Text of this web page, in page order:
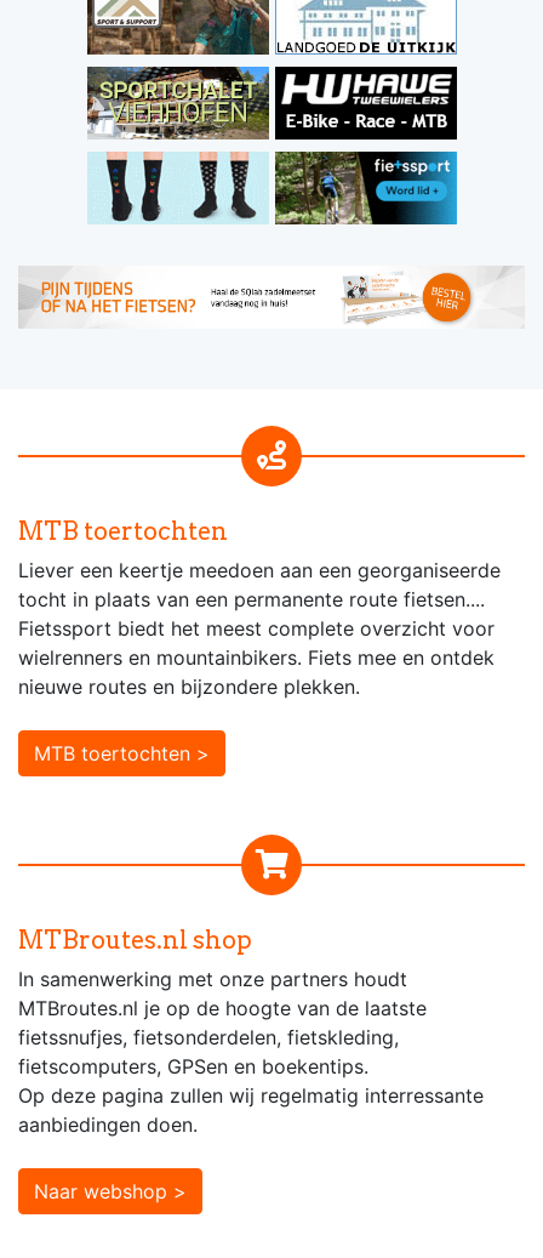
MTB toertochten
Liever een keertje meedoen aan een georganiseerde
tocht in plaats van een permanente route fietsen....
Fietssport biedt het meest complete overzicht voor
wielrenners en mountainbikers. Fiets mee en ontdek
nieuwe routes en bijzondere plekken.
MTB toertochten >
MTBroutes.nl shop
In samenwerking met onze partners houdt
MTBroutes.nl je op de hoogte van de laatste
fietssnufjes, fietsonderdelen, fietskleding,
fietscomputers, GPSen en boekentips.
Op deze pagina zullen wij regelmatig interressante
aanbiedingen doen.
Naar webshop >